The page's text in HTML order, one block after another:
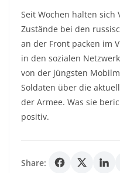
Seit Wochen halten
Zustände bei den
an der Front packen im
in den sozialen
von der jüngsten
Soldaten über die
der Armee. Was sie
positiv.
Share: